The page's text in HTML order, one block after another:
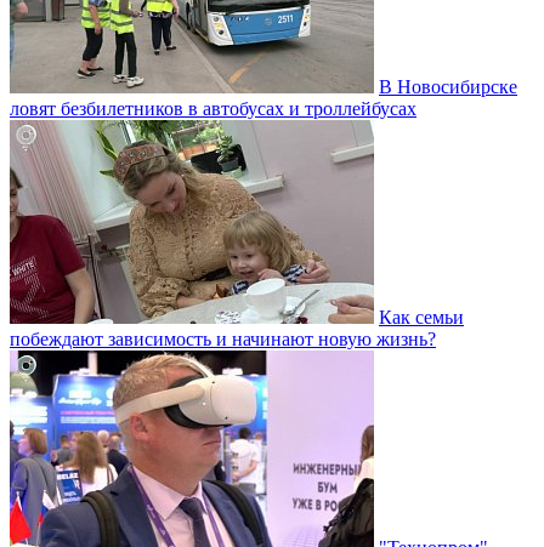
В Новосибирске
ловят безбилетников в автобусах и троллейбусах
Как семьи
побеждают зависимость и начинают новую жизнь?